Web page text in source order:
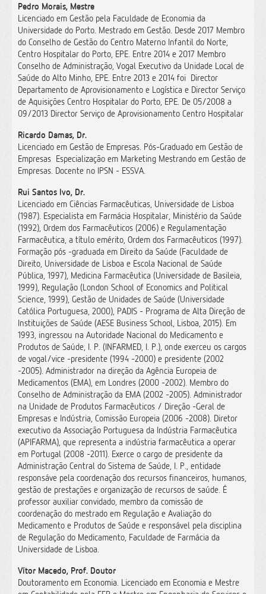
Pedro Morais, Mestre
Licenciado em Gestão pela Faculdade de Economia da
Universidade do Porto. Mestrado em Gestão. Desde 2017 Membro
do Conselho de Gestão do Centro Materno Infantil do Norte,
Centro Hospitalar do Porto, EPE. Entre 2014 e 2017 Membro
Conselho de Administração, Vogal Executivo da Unidade Local de
Saúde do Alto Minho, EPE. Entre 2013 e 2014 foi Director
Departamento de Aprovisionamento e Logística e Director Serviço
de Aquisições Centro Hospitalar do Porto, EPE. De 05/2008 a
09/2013 Director Serviço de Aprovisionamento Centro Hospitalar
Ricardo Damas, Dr.
Licenciado em Gestão de Empresas. Pós-Graduado em Gestão de
Empresas  Especialização em Marketing Mestrando em Gestão de
Empresas. Docente no IPSN - ESSVA.
Rui Santos Ivo, Dr.
Licenciado em Ciências Farmacêuticas, Universidade de Lisboa
(1987). Especialista em Farmácia Hospitalar, Ministério da Saúde
(1992), Ordem dos Farmacêuticos (2006) e Regulamentação
Farmacêutica, a título emérito, Ordem dos Farmacêuticos (1997).
Formação pós -graduada em Direito da Saúde (Faculdade de
Direito, Universidade de Lisboa e Escola Nacional de Saúde
Pública, 1997), Medicina Farmacêutica (Universidade de Basileia,
1999), Regulação (London School of Economics and Political
Science, 1999), Gestão de Unidades de Saúde (Universidade
Católica Portuguesa, 2000), PADIS - Programa de Alta Direção de
Instituições de Saúde (AESE Business School, Lisboa, 2015). Em
1993, ingressou na Autoridade Nacional do Medicamento e
Produtos de Saúde, I. P. (INFARMED, I. P.), onde exerceu os cargos
de vogal/vice -presidente (1994 -2000) e presidente (2002
-2005). Administrador na direção da Agência Europeia de
Medicamentos (EMA), em Londres (2000 -2002). Membro do
Conselho de Administração da EMA (2002 -2005). Administrador
na Unidade de Produtos Farmacêuticos / Direção -Geral de
Empresas e Indústria, Comissão Europeia (2006 -2008). Diretor
executivo da Associação Portuguesa da Indústria Farmacêutica
(APIFARMA), que representa a indústria farmacêutica a operar
em Portugal (2008 -2011). Exerce o cargo de presidente da
Administração Central do Sistema de Saúde, I. P., entidade
responsáve pela coordenação dos recursos financeiros, humanos,
gestão de prestações e organização de recursos de saúde. É
professor auxiliar convidado, membro da comissão de
coordenação do mestrado em Regulação e Avaliação do
Medicamento e Produtos de Saúde e responsável pela disciplina
de Regulação do Medicamento, Faculdade de Farmácia da
Universidade de Lisboa.
Vítor Macedo, Prof. Doutor
Doutoramento em Economia. Licenciado em Economia e Mestre